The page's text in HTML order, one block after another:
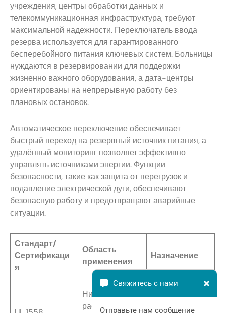
учреждения, центры обработки данных и
телекоммуникационная инфраструктура, требуют
максимальной надежности. Переключатель ввода
резерва используется для гарантированного
бесперебойного питания ключевых систем. Больницы
нуждаются в резервировании для поддержки
жизненно важного оборудования, а дата-центры
ориентированы на непрерывную работу без
плановых остановок.
Автоматическое переключение обеспечивает
быстрый переход на резервный источник питания, а
удалённый мониторинг позволяет эффективно
управлять источниками энергии. Функции
безопасности, такие как защита от перегрузок и
подавление электрической дуги, обеспечивают
безопасную работу и предотвращают аварийные
ситуации.
Стандарт/
Сертификаци
я
Область
применения
Назначение
Низковольтные
распределител
Обеспечивает
безопасное и
Свяжитесь с нами
Отправьте нам сообщение